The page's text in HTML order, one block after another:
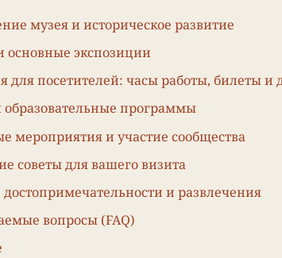
музея и историческое развитие
основные экспозиции
посетителей: часы работы, билеты и
образовательные программы
мероприятия и участие сообщества
советы для вашего визита
и развлечения
вопросы (FAQ)